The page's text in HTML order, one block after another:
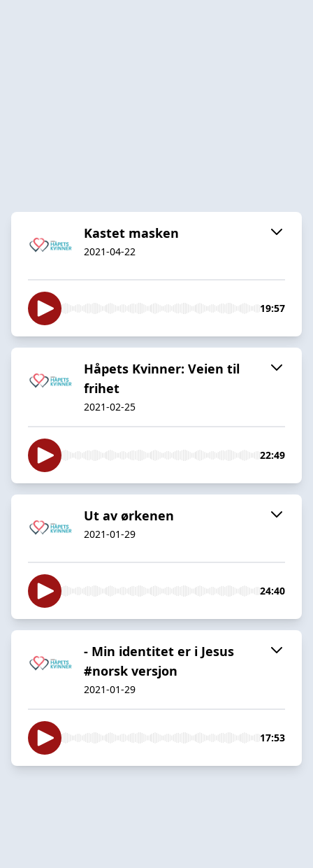
Kastet masken
2021-04-22
19:57
Håpets Kvinner: Veien til
frihet
2021-02-25
22:49
Ut av ørkenen
2021-01-29
24:40
- Min identitet er i Jesus
#norsk versjon
2021-01-29
17:53